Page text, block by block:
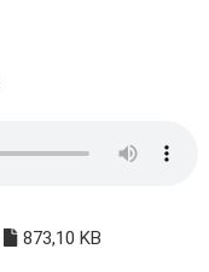
873,10 KB